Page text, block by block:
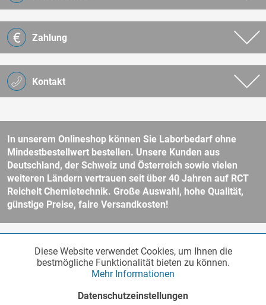
Kontakt
Zahlung
In unserem Onlineshop können Sie Laborbedarf ohne
Mindestbestellwert bestellen. Unsere Kunden aus
Deutschland, der Schweiz und Österreich sowie vielen
weiteren Ländern vertrauen seit über 40 Jahren auf RCT
Reichelt Chemietechnik. Große Auswahl, hohe Qualität,
günstige Preise, faire Versandkosten!
und ggf. Nachnahmegebühren, wenn nicht anders beschrieben.
Unser Webshop richtet sich an Unternehmer, öffentliche Institute und
andere gewerbliche Kunden im Sinne des § 14 BGB. Kein Verkauf an
für weitere Informationen.
Funktionale Aktiv
Diese Website verwendet Cookies, um Ihnen die
bestmögliche Funktionalität bieten zu können.
Mehr Informationen
Datenschutzeinstellungen